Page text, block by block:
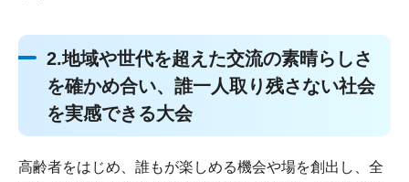
2.地域や世代を超えた交流の素晴らしさ
を確かめ合い、誰一人取り残さない社会
を実感できる大会
高齢者をはじめ、誰もが楽しめる機会や場を創出し、全